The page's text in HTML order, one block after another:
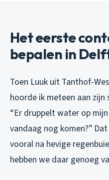
Het eerste
bepalen in
Toen Luuk uit Tanthof-
hoorde ik meteen aan
“Er druppelt water op
vandaag nog komen?”
vooral na hevige
hebben we daar genoeg